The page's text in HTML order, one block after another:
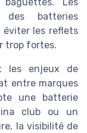
des batteries
éviter les reflets
trop fortes.
les enjeux de
entre marques
une batterie
club ou un
la visibilité de